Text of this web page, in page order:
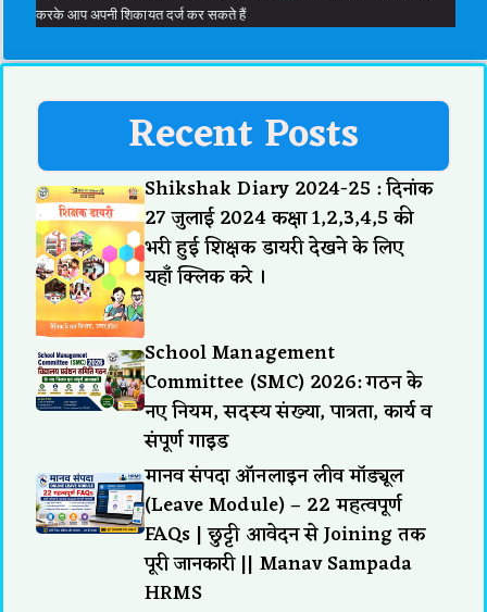
करके आप अपनी शिकायत दर्ज कर सकते हैं
Recent Posts
Shikshak Diary 2024-25 : दिनांक
27 जुलाई 2024 कक्षा 1,2,3,4,5 की
भरी हुई शिक्षक डायरी देखने के लिए
यहाँ क्लिक करे ।
School Management
Committee (SMC) 2026: गठन के
नए नियम, सदस्य संख्या, पात्रता, कार्य व
संपूर्ण गाइड
मानव संपदा ऑनलाइन लीव मॉड्यूल
(Leave Module) – 22 महत्वपूर्ण
FAQs | छुट्टी आवेदन से Joining तक
पूरी जानकारी || Manav Sampada
HRMS